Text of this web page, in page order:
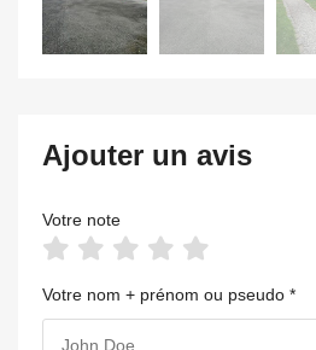
Ajouter un avis
Votre note
Votre nom + prénom ou pseudo *